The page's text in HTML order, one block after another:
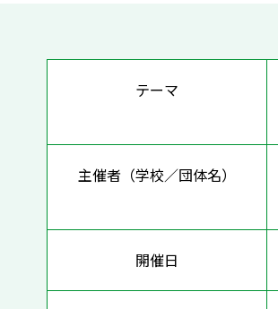
テーマ
主催者（学校／団体名）
開催日